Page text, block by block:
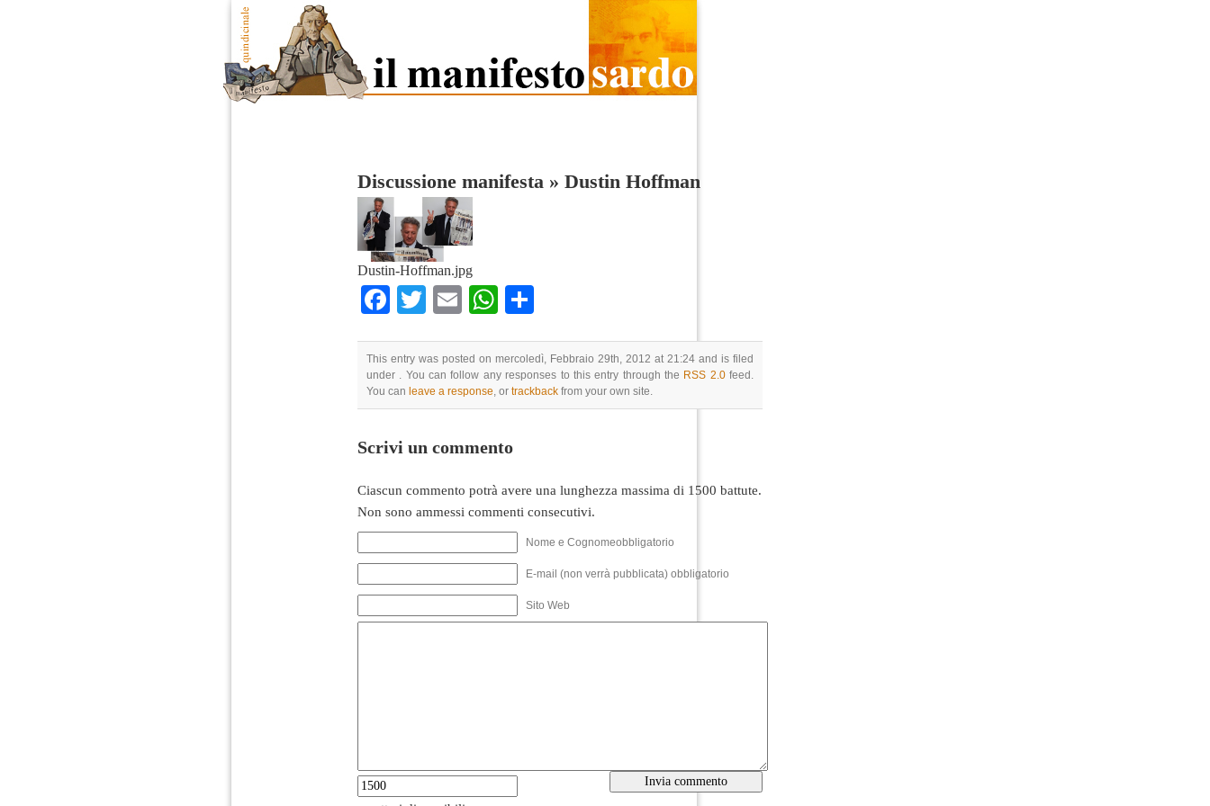
Discussione manifesta » Dustin Hoffman
Dustin-Hoffman.jpg
Facebook
TwitterEmailWhatsApp
This entry was posted on mercoledì, Febbraio 29th, 2012 at 21:24 and is filed
under . You can follow any responses to this entry through the RSS 2.0feed.
You can leave a response, or trackback from your own site.
Scrivi un commento
Ciascun commento potrà avere una lunghezza massima di 1500 battute.
Non sono ammessi commenti consecutivi.
Nome e Cognomeobbligatorio
E-mail (non verrà pubblicata) obbligatorio
Sito Web